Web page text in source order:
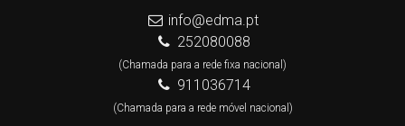
info@edma.pt
252080088
(Chamada para a rede fixa nacional)
911036714
(Chamada para a rede móvel nacional)